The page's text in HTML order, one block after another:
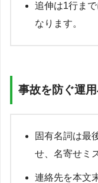
追伸は1行ま
なります。
事故を防ぐ運
固有名詞は最
せ、名寄せミ
連絡先を本文